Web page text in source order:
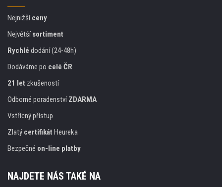
Nejnižšíceny
Největšísortiment
Rychlé dodání (24-48h)
Dodáváme po celé ČR
21 let zkušeností
Odborné poradenstvíZDARMA
Vstřícný přístup
Zlatý certifikát Heureka
Bezpečné on-line platby
NAJDETE NÁS TAKÉ NA